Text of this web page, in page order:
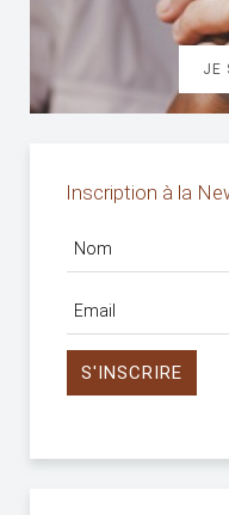
JE
Inscription à la